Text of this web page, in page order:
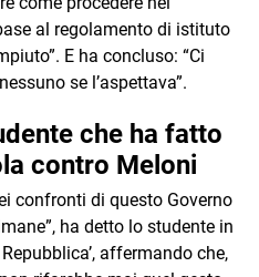
al regolamento di istituto
E ha concluso: “Ci
se l’aspettava”.
che ha fatto
contro Meloni
confronti di questo Governo
ha detto lo studente in
affermando che,